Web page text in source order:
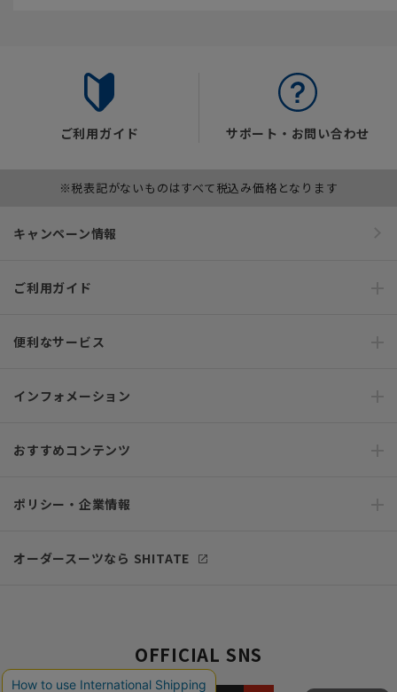
ご利用ガイド サポート・お問い合わせ
※税表記がないものはすべて税込み価格となります
キャンペーン情報
ご利用ガイド
便利なサービス
インフォメーション
おすすめコンテンツ
ポリシー・企業情報
オーダースーツなら SHITATE
OFFICIAL SNS